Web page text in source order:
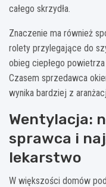
całego skrzydła.
Znaczenie ma również
rolety przylegające do
obieg ciepłego
Czasem sprzedawca
wynika bardziej z
Wentylacja:
sprawca i
lekarstwo
W większości domów